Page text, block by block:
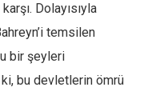
Dolayısıyla
temsilen
bir şeyleri
bu devletlerin ömrü